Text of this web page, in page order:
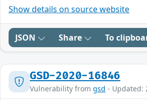
Show details on source website
JSON Share To
GSD-2020-16846
Vulnerability from gsd - Updated: